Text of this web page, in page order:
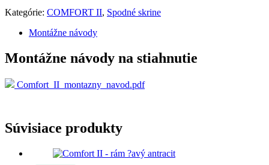
Kategórie: COMFORT II, Spodné skrine
Montážne návody
Montážne návody na stiahnutie
Comfort_II_montazny_navod.pdf
Súvisiace produkty